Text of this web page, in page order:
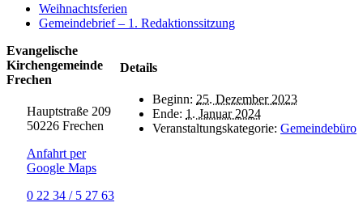
Weihnachtsferien
Gemeindebrief – 1. Redaktionssitzung
Details
Beginn: 25. Dezember 2023
Ende: 1. Januar 2024
Veranstaltungskategorie: Gemeindebüro
Evangelische
Kirchengemeinde
Frechen
Hauptstraße 209
50226 Frechen
Anfahrt per
Google Maps
0 22 34 / 5 27 63